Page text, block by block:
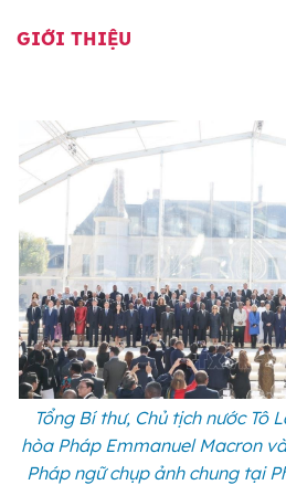
GIỚI THIỆU
Tổng Bí thư, Chủ tịch nước Tô
hòa Pháp Emmanuel Macron
Pháp ngữ chụp ảnh chung tại